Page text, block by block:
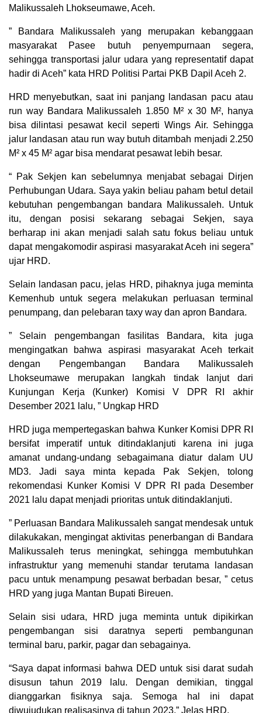
Malikussaleh Lhokseumawe, Aceh.
” Bandara Malikussaleh yang merupakan kebanggaan
masyarakat Pasee butuh penyempurnaan segera,
sehingga transportasi jalur udara yang representatif dapat
hadir di Aceh” kata HRD Politisi Partai PKB Dapil Aceh 2.
HRD menyebutkan, saat ini panjang landasan pacu atau
run way Bandara Malikussaleh 1.850 M² x 30 M², hanya
bisa dilintasi pesawat kecil seperti Wings Air. Sehingga
jalur landasan atau run way butuh ditambah menjadi 2.250
M² x 45 M² agar bisa mendarat pesawat lebih besar.
“ Pak Sekjen kan sebelumnya menjabat sebagai Dirjen
Perhubungan Udara. Saya yakin beliau paham betul detail
kebutuhan pengembangan bandara Malikussaleh. Untuk
itu, dengan posisi sekarang sebagai Sekjen, saya
berharap ini akan menjadi salah satu fokus beliau untuk
dapat mengakomodir aspirasi masyarakat Aceh ini segera”
ujar HRD.
Selain landasan pacu, jelas HRD, pihaknya juga meminta
Kemenhub untuk segera melakukan perluasan terminal
penumpang, dan pelebaran taxy way dan apron Bandara.
” Selain pengembangan fasilitas Bandara, kita juga
mengingatkan bahwa aspirasi masyarakat Aceh terkait
dengan Pengembangan Bandara Malikussaleh
Lhokseumawe merupakan langkah tindak lanjut dari
Kunjungan Kerja (Kunker) Komisi V DPR RI akhir
Desember 2021 lalu, ” Ungkap HRD
HRD juga mempertegaskan bahwa Kunker Komisi DPR RI
bersifat imperatif untuk ditindaklanjuti karena ini juga
amanat undang-undang sebagaimana diatur dalam UU
MD3. Jadi saya minta kepada Pak Sekjen, tolong
rekomendasi Kunker Komisi V DPR RI pada Desember
2021 lalu dapat menjadi prioritas untuk ditindaklanjuti.
” Perluasan Bandara Malikussaleh sangat mendesak untuk
dilakukakan, mengingat aktivitas penerbangan di Bandara
Malikussaleh terus meningkat, sehingga membutuhkan
infrastruktur yang memenuhi standar terutama landasan
pacu untuk menampung pesawat berbadan besar, ” cetus
HRD yang juga Mantan Bupati Bireuen.
Selain sisi udara, HRD juga meminta untuk dipikirkan
pengembangan sisi daratnya seperti pembangunan
terminal baru, parkir, pagar dan sebagainya.
“Saya dapat informasi bahwa DED untuk sisi darat sudah
disusun tahun 2019 lalu. Dengan demikian, tinggal
dianggarkan fisiknya saja. Semoga hal ini dapat
diwujudukan realisasinya di tahun 2023,” Jelas HRD.